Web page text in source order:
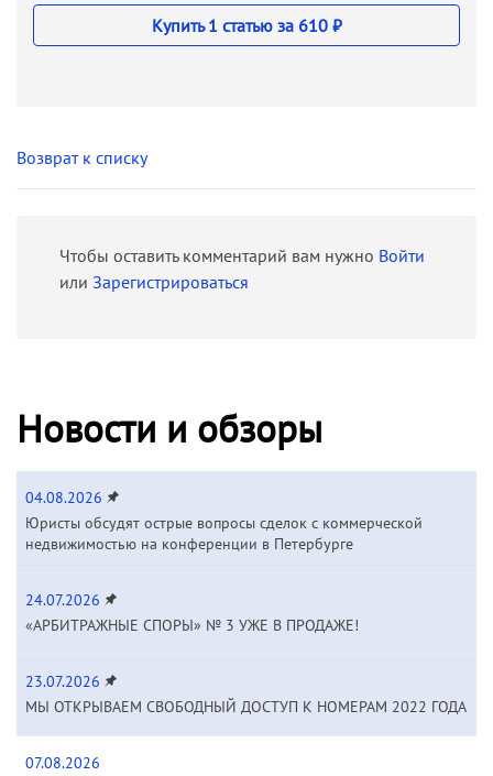
Купить 1 статью за 610 ₽
Возврат к списку
Чтобы оставить комментарий вам нужно Войти
или Зарегистрироваться
Новости и обзоры
04.08.2026
Юристы обсудят острые вопросы сделок с коммерческой
недвижимостью на конференции в Петербурге
24.07.2026
«АРБИТРАЖНЫЕ СПОРЫ» № 3 УЖЕ В ПРОДАЖЕ!
23.07.2026
МЫ ОТКРЫВАЕМ СВОБОДНЫЙ ДОСТУП К НОМЕРАМ 2022 ГОДА
07.08.2026